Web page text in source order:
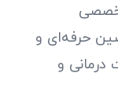
حرفه‌ای و
درمانی و